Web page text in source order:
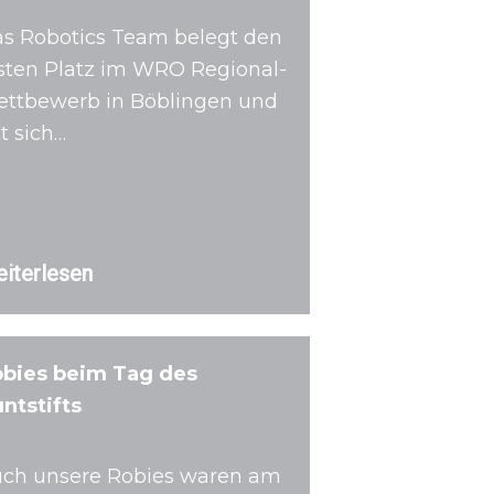
Robotics Team belegt den
Platz im WRO Regional-
in Böblingen und
sich…
beim Tag des
unsere Robies waren am